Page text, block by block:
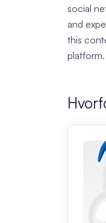
social
and
this
platform.